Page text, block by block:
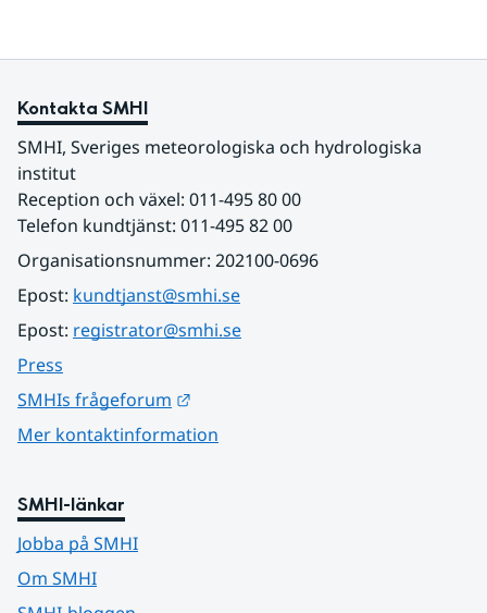
Kontakta SMHI
SMHI, Sveriges meteorologiska och hydrologiska
institut
Reception och växel: 011-495 80 00
Telefon kundtjänst: 011-495 82 00
Organisationsnummer: 202100-0696
Epost: kundtjanst@smhi.se
Epost: registrator@smhi.se
Press
SMHIs frågeforum
Mer kontaktinformation
SMHI-länkar
Jobba på SMHI
Om SMHI